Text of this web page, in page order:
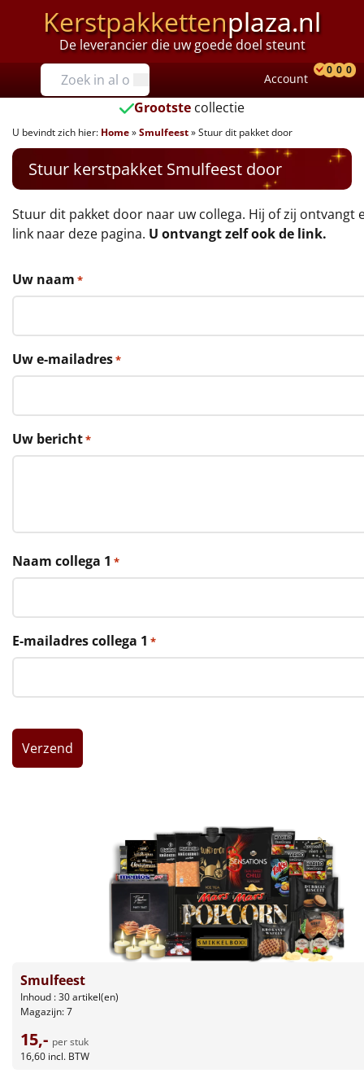
Kerstpakkettenplaza.nl
De leverancier die uw goede doel steunt
Prijzen
Tot €25
€25 tot €35
€35 tot €40
€40 tot €45
€50 tot €55
€55 tot €75
€75 tot €100
€100 en hoger
Alle kerstpakketten 2026
Rituals
Mannen
Leuke
Pizzarette
Tas
Wake up light
Account
0 0 0
Grootste collectie
U bevindt zich hier: Home»Smulfeest»Stuur dit pakket door
Stuur kerstpakket Smulfeest door
Stuur dit pakket door naar uw collega. Hij of zij ontvangt
link naar deze pagina. U ontvangt zelf ook de link.
Uw naam *
Uw e-mailadres*
Uw bericht*
Naam collega 1 *
E-mailadres collega 1 *
Smulfeest
Inhoud : 30 artikel(en)
Magazijn: 7
15,- per stuk
16,60 incl. BTW